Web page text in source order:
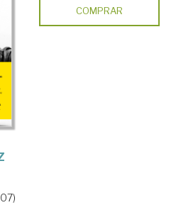
COMPRAR